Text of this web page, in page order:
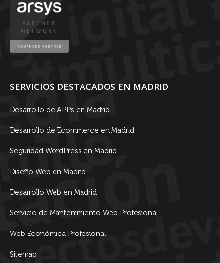
SERVICIOS DESTACADOS EN MADRID
Desarrollo de APPs en Madrid
Desarrollo de Ecommerce en Madrid
Seguridad WordPress en Madrid
Diseño Web en Madrid
Desarrollo Web en Madrid
Servicio de Mantenimiento Web Profesional
Web Económica Profesional
Sitemap